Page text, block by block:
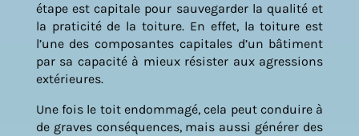
étape est capitale pour sauvegarder la qualité et
la praticité de la toiture. En effet, la toiture est
l’une des composantes capitales d’un bâtiment
par sa capacité à mieux résister aux agressions
extérieures.
Une fois le toit endommagé, cela peut conduire à
de graves conséquences, mais aussi générer des